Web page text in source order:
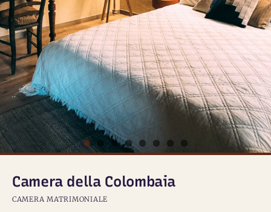
Camera della Colombaia
CAMERA MATRIMONIALE